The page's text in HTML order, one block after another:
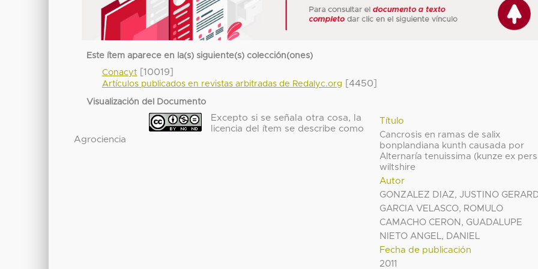
Este ítem aparece en la(s) siguiente(s) colección(ones)
Conacyt [10019]
Artículos publicados en revistas arbitradas de Redalyc.org [4450]
Visualización del Documento
Título
Cancrosis en ramas de salix
bonplandiana kunth causada por
Alternaría tenuissima (kunze ex
wiltshire
Autor
GONZALEZ DIAZ, JUSTINO
GARCIA VELASCO, ROMULO
CAMACHO CERON, GUADALUPE
NIETO ANGEL, DANIEL
Fecha de publicación
2011
Excepto si se señala otra cosa, la
licencia del ítem se describe como
Agrociencia